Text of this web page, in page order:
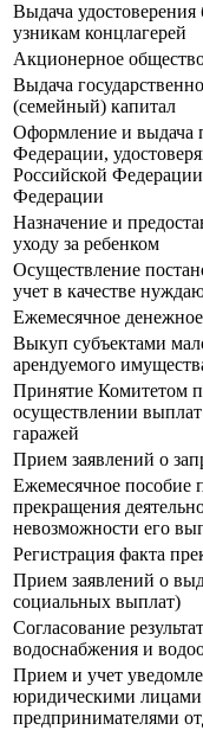
Выдача
узникам концлагерей
Акционерное
Выдача
(семейный) капитал
Оформление и выдача
Федерации,
Российской
Федерации
Назначение и
уходу за ребенком
Осуществление
учет в качестве
Ежемесячное
Выкуп субъектами
арендуемого
Принятие Комитетом
осуществлении
гаражей
Прием заявлений о
Ежемесячное пособие
прекращения
невозможности его
Регистрация факта
Прием заявлений о
социальных выплат)
Согласование
водоснабжения и
Прием и учет
юридическими
предпринимателями